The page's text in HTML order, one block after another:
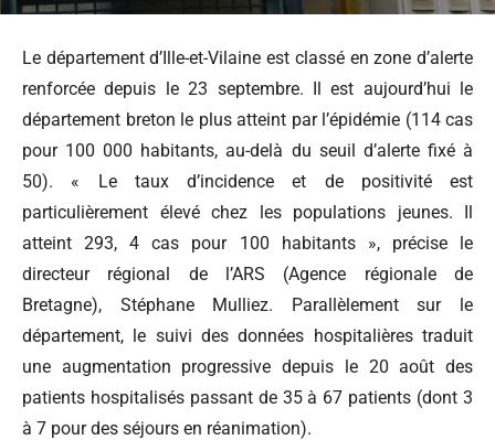
Le département d’Ille-et-Vilaine est classé en zone d’alerte
renforcée depuis le 23 septembre. Il est aujourd’hui le
département breton le plus atteint par l’épidémie (114 cas
pour 100 000 habitants, au-delà du seuil d’alerte fixé à
50). « Le taux d’incidence et de positivité est
particulièrement élevé chez les populations jeunes. Il
atteint 293, 4 cas pour 100 habitants », précise le
directeur régional de l’ARS (Agence régionale de
Bretagne), Stéphane Mulliez. Parallèlement sur le
département, le suivi des données hospitalières traduit
une augmentation progressive depuis le 20 août des
patients hospitalisés passant de 35 à 67 patients (dont 3
à 7 pour des séjours en réanimation).